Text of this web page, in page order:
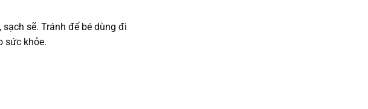
sẽ. Tránh để bé dùng đi
sức khỏe.